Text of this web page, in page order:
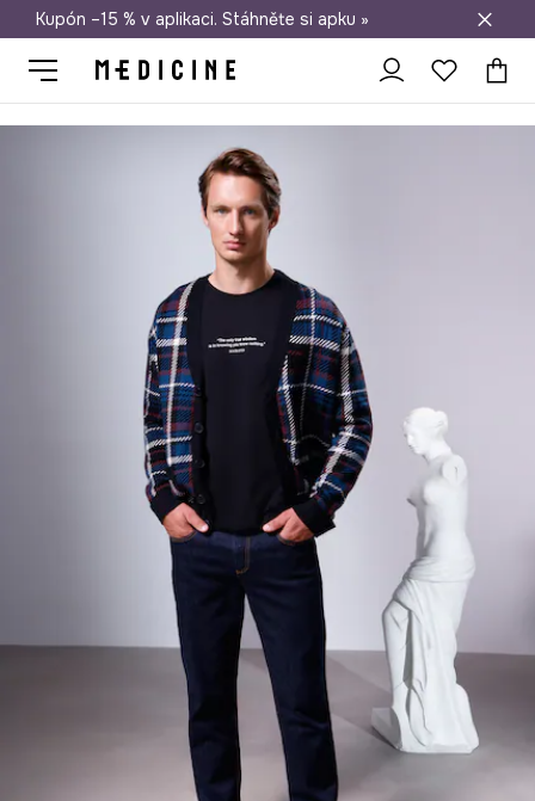
Doprava zdarma při nákupu nad 1 200 Kč
Kupón –15 % v aplikaci. Stáhněte si apku »